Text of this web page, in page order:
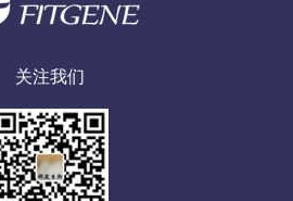
关注我们